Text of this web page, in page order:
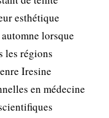
esthétique
lorsque
les régions
Iresine
en médecine